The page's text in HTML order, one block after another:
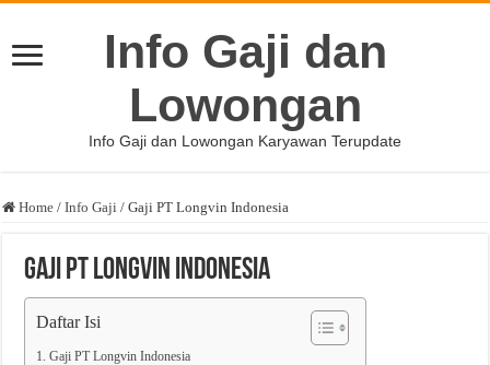
Info Gaji dan
Lowongan
Info Gaji dan Lowongan Karyawan Terupdate
Home / Info Gaji / Gaji PT Longvin Indonesia
Gaji PT Longvin Indonesia
Daftar Isi
Gaji PT Longvin Indonesia